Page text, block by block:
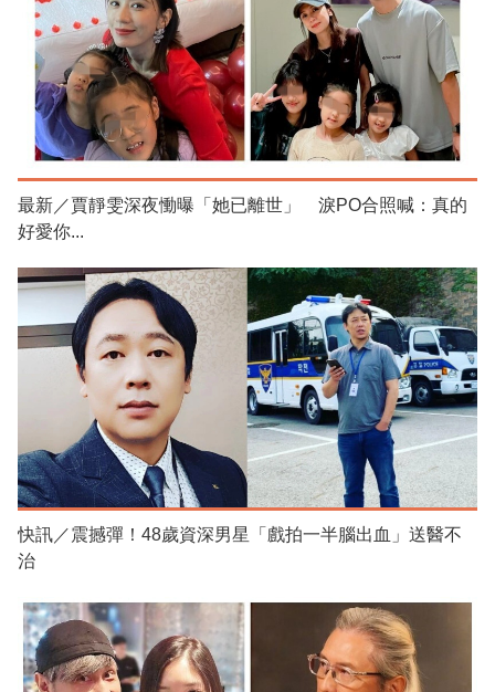
最新／賈靜雯深夜慟曝「她已離世」 淚PO合照喊：真的
好愛你...
快訊／震撼彈！48歲資深男星「戲拍一半腦出血」送醫不
治